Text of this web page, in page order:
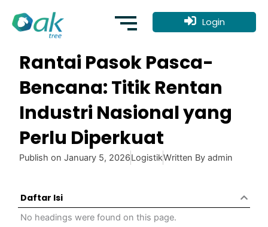
content
Login
Rantai Pasok Pasca-
Bencana: Titik Rentan
Industri Nasional yang
Perlu Diperkuat
Publish on January 5, 2026LogistikWritten By admin
Daftar Isi
No headings were found on this page.